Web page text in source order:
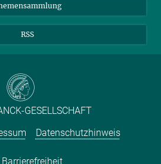
RSS
GESELLSCHAFT
Datenschutzhinweis
Barrierefreiheit